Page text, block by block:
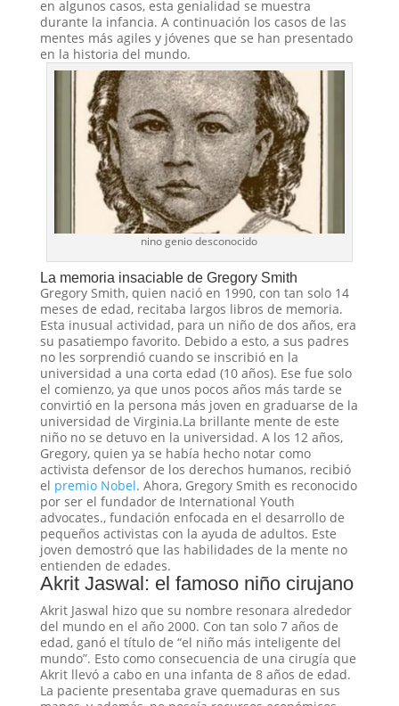
en algunos casos, esta genialidad se muestra
durante la infancia. A continuación los casos de las
mentes más agiles y jóvenes que se han presentado
en la historia del mundo.
nino genio desconocido
La memoria insaciable de Gregory Smith
Gregory Smith, quien nació en 1990, con tan solo 14
meses de edad, recitaba largos libros de memoria.
Esta inusual actividad, para un niño de dos años, era
su pasatiempo favorito. Debido a esto, a sus padres
no les sorprendió cuando se inscribió en la
universidad a una corta edad (10 años). Ese fue solo
el comienzo, ya que unos pocos años más tarde se
convirtió en la persona más joven en graduarse de la
universidad de Virginia.La brillante mente de este
niño no se detuvo en la universidad. A los 12 años,
Gregory, quien ya se había hecho notar como
activista defensor de los derechos humanos, recibió
el premio Nobel. Ahora, Gregory Smith es reconocido
por ser el fundador de International Youth
advocates., fundación enfocada en el desarrollo de
pequeños activistas con la ayuda de adultos. Este
joven demostró que las habilidades de la mente no
entienden de edades.
Akrit Jaswal: el famoso niño cirujano
Akrit Jaswal hizo que su nombre resonara alrededor
del mundo en el año 2000. Con tan solo 7 años de
edad, ganó el título de “el niño más inteligente del
mundo”. Esto como consecuencia de una cirugía que
Akrit llevó a cabo en una infanta de 8 años de edad.
La paciente presentaba grave quemaduras en sus